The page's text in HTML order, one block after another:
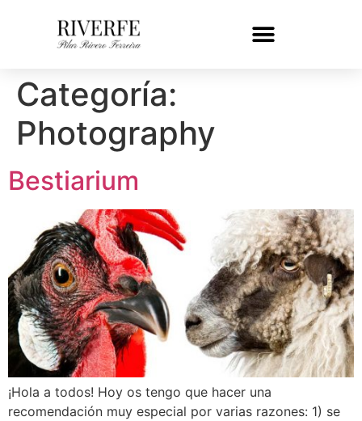
Categoría:
Photography
Bestiarium
¡Hola a todos! Hoy os tengo que hacer una
recomendación muy especial por varias razones: 1) se